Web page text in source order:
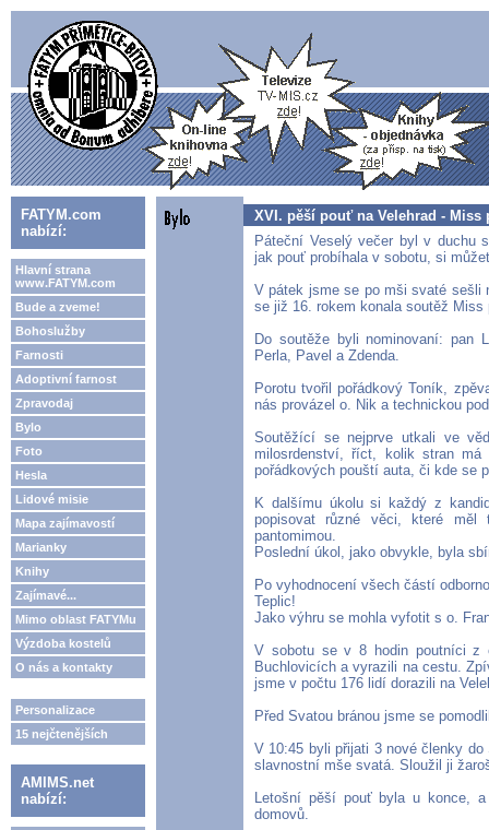
FATYM.com
nabízí:
Hlavní strana
www.FATYM.com
Bude a zveme!
Bohoslužby
Farnosti
Adoptivní farnost
Zpravodaj
Bylo
Foto
Hesla
Lidové misie
Mapa zajímavostí
Marianky
Knihy
Zajímavé...
Mimo oblast FATYMu
Výzdoba kostelů
O nás a kontakty
Personalizace
15 nejčtenějších
AMIMS.net
nabízí:
XVI. pěší pouť na Velehrad - Miss
Páteční Veselý večer byl v duchu
jak pouť probíhala v sobotu, si
V pátek jsme se po mši svaté sešli
se již 16. rokem konala soutěž Miss
Do soutěže byli nominovaní: pan
Perla, Pavel a Zdenda.
Porotu tvořil pořádkový Toník,
nás provázel o. Nik a technickou
Soutěžící se nejprve utkali ve
milosrdenství, říct, kolik stran
pořádkových pouští auta, či kde se
K dalšímu úkolu si každý z
popisovat různé věci, které měl
pantomimou.
Poslední úkol, jako obvykle, byla
Po vyhodnocení všech částí
Teplic!
Jako výhru se mohla vyfotit s o.
V sobotu se v 8 hodin poutníci z
Buchlovicích a vyrazili na cestu.
jsme v počtu 176 lidí dorazili na
Před Svatou bránou jsme se
V 10:45 byli přijati 3 nové členky
slavnostní mše svatá. Sloužil ji
Letošní pěší pouť byla u konce,
domovů.